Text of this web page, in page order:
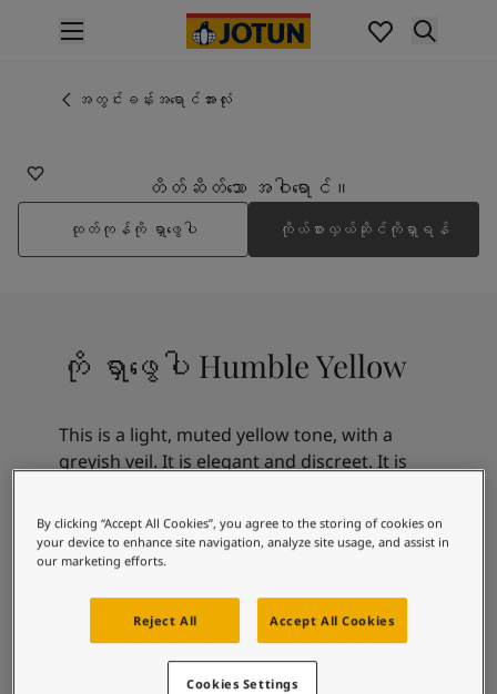
အတွင်းပိုင်းဆေးသုတ်ခြင်း
အိမ်အပြင်သုတ်ဆေးအမျိုးအစားများ
အရောင်များ
Interior Paint Colours
အတွင်းခန်းအရောင်အားလုံး
Colour Tools
အတွင်းခန်းအတွက် အတုယူစရာအသွင်အပြင်များ
အပြင်ပိုင်းအတွက် အတုယူစရာအသွင်အပြင်များ
ဆောင်းပါးများ
သင့်အိမ်အားဆေးဖြင့်အလှဆင်ပါ
စာရွက်စာတမ်းထုတ်ကုန်
နည်းပညာဆိုင်ရာအချက်အလက်များ
Soulful Spaces - Jotun မှ နောက်ဆုံးထွက်ရှိထားသော အရောင်ချပ်အသစ်
အတွင်းခန်းအရောင်အားလုံး
တိတ်ဆိတ်သော အဝါရောင်။
ထုတ်ကုန်ကို ရှာဖွေပါ ကိုယ်စားလှယ်ဆိုင်ကိုရှာရန်
ကို ရှာဖွေပါ Humble Yellow
This is a light, muted yellow tone, with a
greyish veil. It is elegant and discreet. It is
with golden whites, darks, golden greys and
browns, deeper yellows, blues and especially
green tones.
အကြံပြုထားသော အရောင်ပေါင်းစပ်
By clicking “Accept All Cookies”, you agree to the storing of cookies on
your device to enhance site navigation, analyze site usage, and assist in
our marketing efforts.
Reject All Accept All Cookies
Cookies Settings